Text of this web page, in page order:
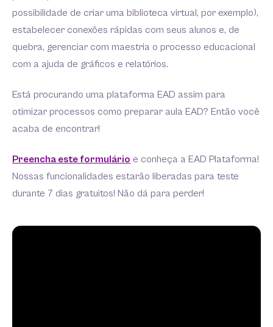
possibilidade de criar uma biblioteca virtual, por exemplo),
estabelecer conexões rápidas com seus alunos e, de
quebra, gerenciar com maestria o processo educacional
com a ajuda de gráficos e relatórios.
Está procurando uma plataforma EAD assim para
otimizar processos como preparar aula EAD? Então você
acaba de encontrar!
Preencha este formulário e conheça a EAD Plataforma!
Nossas funcionalidades estarão liberadas para teste
durante 7 dias gratuitos! Não dá para perder!